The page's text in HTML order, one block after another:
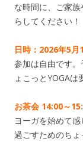
な時間に、ご家
らしてください！
日時：2026年5
参加は自由です
ょこっとYOGAは
お茶会 14:00～
ヨーガを始めて
過ごすためのち